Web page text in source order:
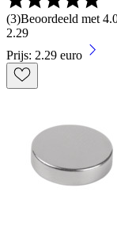
(3)Beoordeeld met
2.29
Prijs: 2.29 euro